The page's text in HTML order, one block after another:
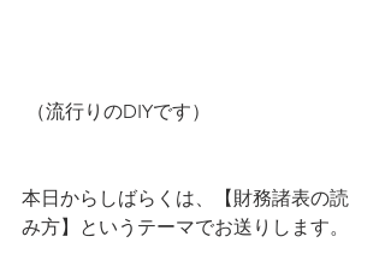
（流行りのDIYです）
本日からしばらくは、【財務諸表の読
み方】というテーマでお送りします。